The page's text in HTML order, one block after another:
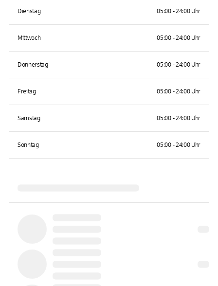
Dienstag 05:00 - 24:00 Uhr
Mittwoch 05:00 - 24:00 Uhr
Donnerstag 05:00 - 24:00 Uhr
Freitag 05:00 - 24:00 Uhr
Samstag 05:00 - 24:00 Uhr
Sonntag 05:00 - 24:00 Uhr